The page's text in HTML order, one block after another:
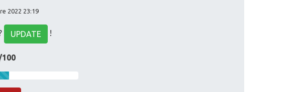
2022 23:19
UPDATE !